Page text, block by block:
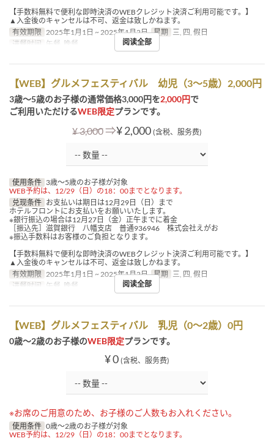
【手数料無料で便利な即時決済のWEBクレジット決済ご利用可能です。】
▲入金後のキャンセルは不可、返金は致しかねます。
有效期限 2025年1月1日 ~ 2025年1月2日 星期 三, 四, 假日
进餐时间
午餐, 晚餐 阅读全部
【WEB】グルメフェスティバル 幼児（3～5歳）2,000円
3歳～5歳のお子様の通常価格3,000円を2,000円で
ご利用いただけるWEB限定プランです。
¥ 3,000⇒¥ 2,000 (含税、服务费)
使用条件 3歳～5歳のお子様が対象
WEB予約は、12/29（日）の18：00までとなります。
兑现条件 お支払いは期日は12月29日（日）まで
ホテルフロントにお支払いをお願いいたします。
※銀行振込の場合は12月27日（金）正午までに着金
［振込先］滋賀銀行 八幡支店 普通936946 株式会社えがお
※振込手数料はお客様のご負担となります。
【手数料無料で便利な即時決済のWEBクレジット決済ご利用可能です。】
▲入金後のキャンセルは不可、返金は致しかねます。
有效期限 2025年1月1日 ~ 2025年1月2日 星期 三, 四, 假日
进餐时间
午餐, 晚餐 阅读全部
【WEB】グルメフェスティバル 乳児（0～2歳）0円
0歳～2歳のお子様のWEB限定プランです。
¥ 0 (含税、服务费)
※お席のご用意のため、お子様のご人数もお入れください。
使用条件 0歳～2歳のお子様が対象
WEB予約は、12/29（日）の18：00までとなります。